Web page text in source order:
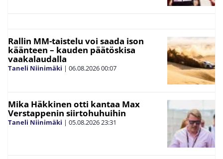
Rallin MM-taistelu voi saada ison
käänteen – kauden päätöskisa
vaakalaudalla
Taneli Niinimäki | 06.08.202600:07
Mika Häkkinen otti kantaa Max
Verstappenin siirtohuhuihin
Taneli Niinimäki | 05.08.202623:31